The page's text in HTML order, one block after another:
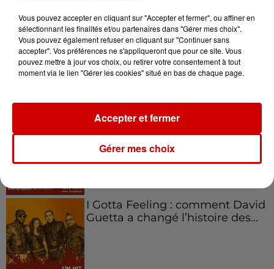
Aménager un school bus au
Canada et accueillir les bleus à
Boston,...
Born in the U.S.A - Bruce
Springsteen : la chanson que
l’Amérique...
I Gotta Feeling : comment David
Guetta a changé l’histoire des...
Vous pouvez accepter en cliquant sur "Accepter et fermer", ou affiner en
sélectionnant les finalités et/ou partenaires dans "Gérer mes choix".
Vous pouvez également refuser en cliquant sur "Continuer sans
accepter". Vos préférences ne s'appliqueront que pour ce site. Vous
pouvez mettre à jour vos choix, ou retirer votre consentement à tout
moment via le lien "Gérer les cookies" situé en bas de chaque page.
Gérer mes choix
Accepter et fermer